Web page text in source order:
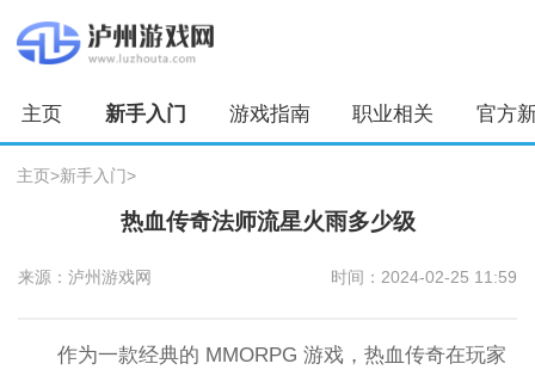
主页 新手入门 游戏指南 职业相关 官方
主页>新手入门>
热血传奇法师流星火雨多少级
来源：泸州游戏网 时间：2024-02-25 11:59
作为一款经典的 MMORPG 游戏，热血传奇在玩家